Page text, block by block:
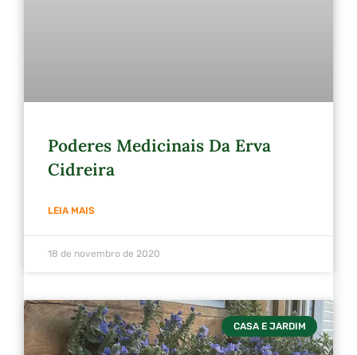
Poderes Medicinais Da Erva
Cidreira
LEIA MAIS
18 de novembro de 2020
CASA E JARDIM